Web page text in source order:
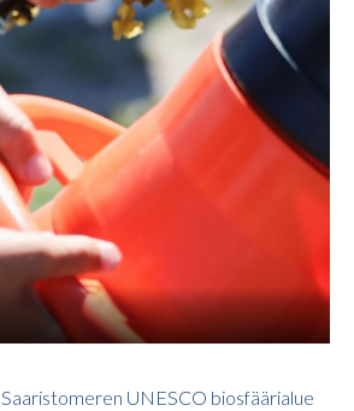
Saaristomeren UNESCO biosfäärialue